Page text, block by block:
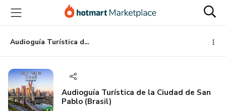
principal
página
de
página
Audioguía Turística de la Ciudad de San Pablo (Brasil)
Audioguía Turística de la Ciudad de San
Pablo (Brasil)